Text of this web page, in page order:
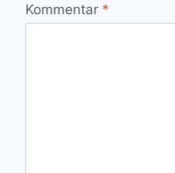
Kommentar *